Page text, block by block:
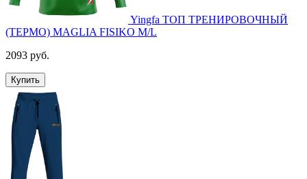
Yingfa ТОП ТРЕНИРОВОЧНЫЙ
(ТЕРМО) MAGLIA FISIKO M/L
2093 руб.
Купить